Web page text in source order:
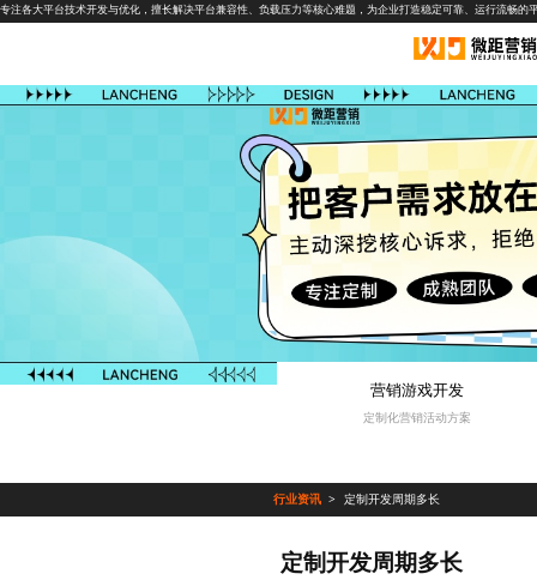
专注各大平台技术开发与优化，擅长解决平台兼容性、负载压力等核心难题，为企业打造稳定可靠、运行流畅的
营销游戏开发
定制化营销活动方案
行业资讯 定制开发周期多长
定制开发周期多长